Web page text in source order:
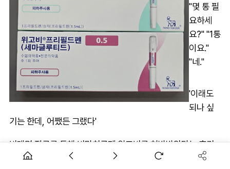
"몇 통 필
요하세
요?" "1통
이요."
"네."
'이래도
되나 싶
기는 한데, 어쨌든 그랬다'
비대면 진료를 통해 비만치료제 위고비를 처방받았다는 후기
의 일부다.